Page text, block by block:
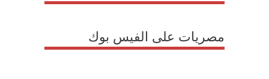
مصريات على الفيس بوك